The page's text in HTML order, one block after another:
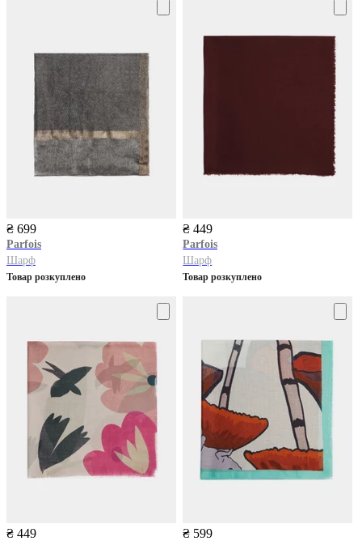
₴ 699
Parfois
Шарф
Товар розкуплено
₴ 449
Parfois
Шарф
Товар розкуплено
₴ 449 ₴ 599